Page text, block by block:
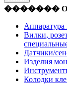
�������
Аппаратура
Вилки,
Датчики/
Изделия
Колодки